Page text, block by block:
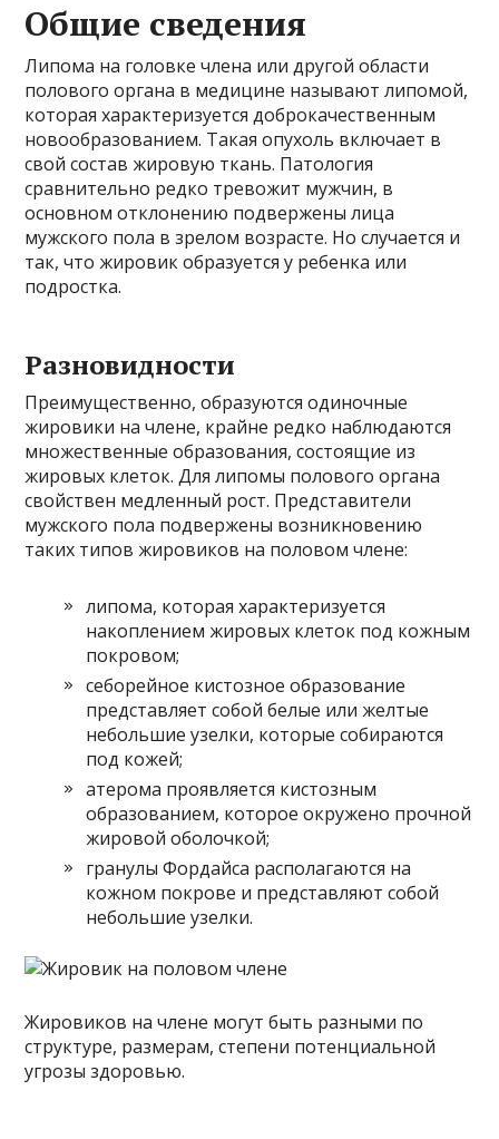
Общие сведения
Липома на головке члена или другой области
полового органа в медицине называют липомой,
которая характеризуется доброкачественным
новообразованием. Такая опухоль включает в
свой состав жировую ткань. Патология
сравнительно редко тревожит мужчин, в
основном отклонению подвержены лица
мужского пола в зрелом возрасте. Но случается и
так, что жировик образуется у ребенка или
подростка.
Разновидности
Преимущественно, образуются одиночные
жировики на члене, крайне редко наблюдаются
множественные образования, состоящие из
жировых клеток. Для липомы полового органа
свойствен медленный рост. Представители
мужского пола подвержены возникновению
таких типов жировиков на половом члене:
липома, которая характеризуется
накоплением жировых клеток под кожным
покровом;
себорейное кистозное образование
представляет собой белые или желтые
небольшие узелки, которые собираются
под кожей;
атерома проявляется кистозным
образованием, которое окружено прочной
жировой оболочкой;
гранулы Фордайса располагаются на
кожном покрове и представляют собой
небольшие узелки.
Жировиков на члене могут быть разными по
структуре, размерам, степени потенциальной
угрозы здоровью.